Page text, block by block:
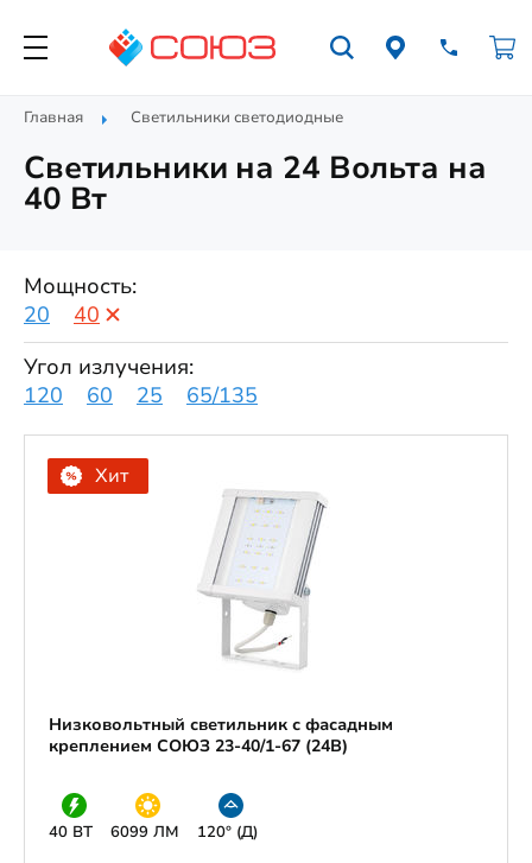
Главная Светильники светодиодные
Светильники на 24 Вольта на
40 Вт
Мощность:
20
40
Угол излучения:
120
60 25 65/135
Хит
Низковольтный светильник с фасадным
креплением СОЮЗ 23-40/1-67 (24В)
40 ВТ 6099 ЛМ 120° (Д)